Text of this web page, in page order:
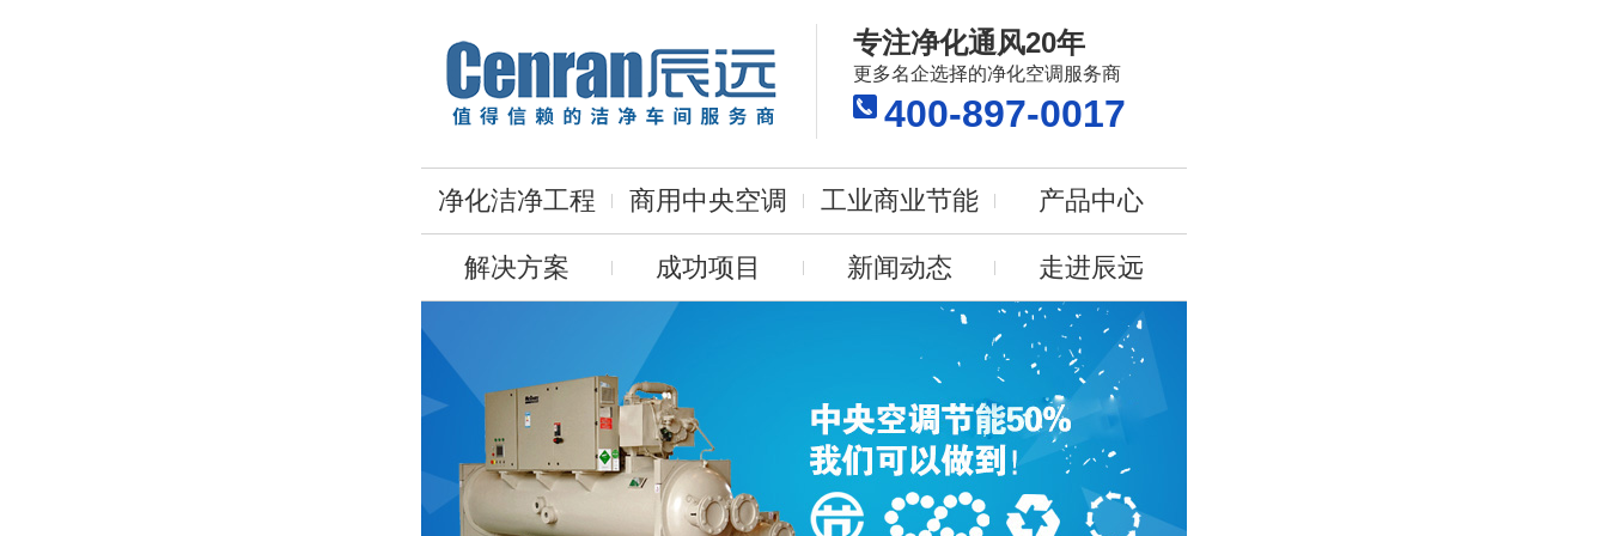
专注净化通风20年
更多名企选择的净化空调服务商
400-897-0017
净化洁净工程 商用中央空调 工业商业节能 产品中心
解决方案 成功项目 新闻动态 走进辰远